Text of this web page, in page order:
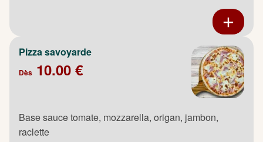
Pizza savoyarde
Dès 10.00 €
Base sauce tomate, mozzarella, origan, jambon,
raclette